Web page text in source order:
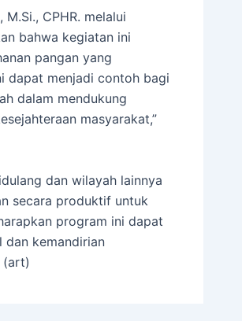
CPHR. melalui
bahwa kegiatan ini
pangan yang
dapat menjadi contoh bagi
dalam mendukung
masyarakat,”
dan wilayah lainnya
secara produktif untuk
program ini dapat
dan kemandirian
(art)